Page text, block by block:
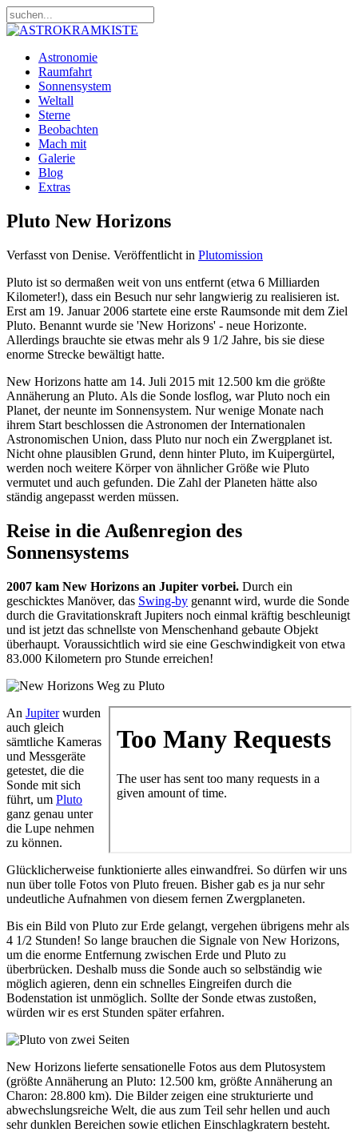
Astronomie
Raumfahrt
Sonnensystem
Weltall
Sterne
Beobachten
Mach mit
Galerie
Blog
Extras
Pluto New Horizons
Verfasst von Denise. Veröffentlicht in Plutomission
Pluto ist so dermaßen weit von uns entfernt (etwa 6 Milliarden
Kilometer!), dass ein Besuch nur sehr langwierig zu realisieren ist.
Erst am 19. Januar 2006 startete eine erste Raumsonde mit dem Ziel
Pluto. Benannt wurde sie 'New Horizons' - neue Horizonte.
Allerdings brauchte sie etwas mehr als 9 1/2 Jahre, bis sie diese
enorme Strecke bewältigt hatte.
New Horizons hatte am 14. Juli 2015 mit 12.500 km die größte
Annäherung an Pluto. Als die Sonde losflog, war Pluto noch ein
Planet, der neunte im Sonnensystem. Nur wenige Monate nach
ihrem Start beschlossen die Astronomen der Internationalen
Astronomischen Union, dass Pluto nur noch ein Zwergplanet ist.
Nicht ohne plausiblen Grund, denn hinter Pluto, im Kuipergürtel,
werden noch weitere Körper von ähnlicher Größe wie Pluto
vermutet und auch gefunden. Die Zahl der Planeten hätte also
ständig angepasst werden müssen.
Reise in die Außenregion des
Sonnensystems
2007 kam New Horizons an Jupiter vorbei. Durch ein
geschicktes Manöver, das Swing-by genannt wird, wurde die Sonde
durch die Gravitationskraft Jupiters noch einmal kräftig beschleunigt
und ist jetzt das schnellste von Menschenhand gebaute Objekt
überhaupt. Voraussichtlich wird sie eine Geschwindigkeit von etwa
83.000 Kilometern pro Stunde erreichen!
An Jupiterwurden
auch gleich
sämtliche Kameras
und Messgeräte
getestet, die die
Sonde mit sich
führt, um Pluto
ganz genau unter
die Lupe nehmen
zu können.
Glücklicherweise funktionierte alles einwandfrei. So dürfen wir uns
nun über tolle Fotos von Pluto freuen. Bisher gab es ja nur sehr
undeutliche Aufnahmen von diesem fernen Zwergplaneten.
Bis ein Bild von Pluto zur Erde gelangt, vergehen übrigens mehr als
4 1/2 Stunden! So lange brauchen die Signale von New Horizons,
um die enorme Entfernung zwischen Erde und Pluto zu
überbrücken. Deshalb muss die Sonde auch so selbständig wie
möglich agieren, denn ein schnelles Eingreifen durch die
Bodenstation ist unmöglich. Sollte der Sonde etwas zustoßen,
würden wir es erst Stunden später erfahren.
New Horizons lieferte sensationelle Fotos aus dem Plutosystem
(größte Annäherung an Pluto: 12.500 km, größte Annäherung an
Charon: 28.800 km). Die Bilder zeigen eine strukturierte und
abwechslungsreiche Welt, die aus zum Teil sehr hellen und auch
sehr dunklen Bereichen sowie etlichen Einschlagkratern besteht.